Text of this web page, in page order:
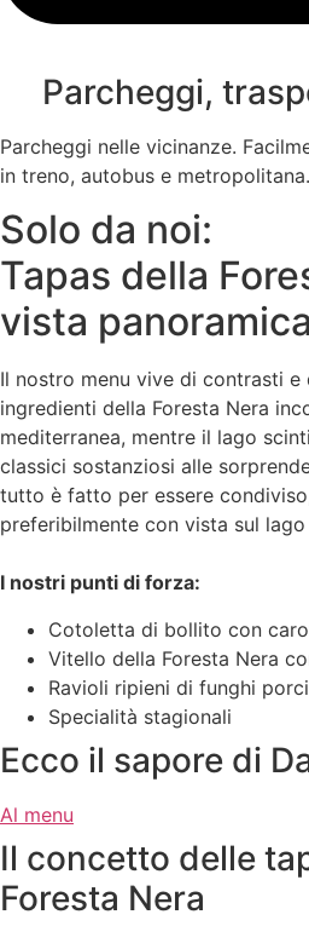
Parcheggi,
Parcheggi nelle vicinanze.
in treno, autobus e metropolitana.
Solo da noi:
Tapas della
vista panoramica
Il nostro menu vive di contrasti e
ingredienti della Foresta Nera
mediterranea, mentre il lago
classici sostanziosi alle
tutto è fatto per essere
preferibilmente con vista sul lago
I nostri punti di forza:
Cotoletta di bollito con
Vitello della Foresta Nera
Ravioli ripieni di funghi
Specialità stagionali
Ecco il sapore di
Al menu
Il concetto delle
Foresta Nera